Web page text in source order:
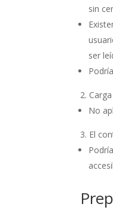
sin
ser
No
El